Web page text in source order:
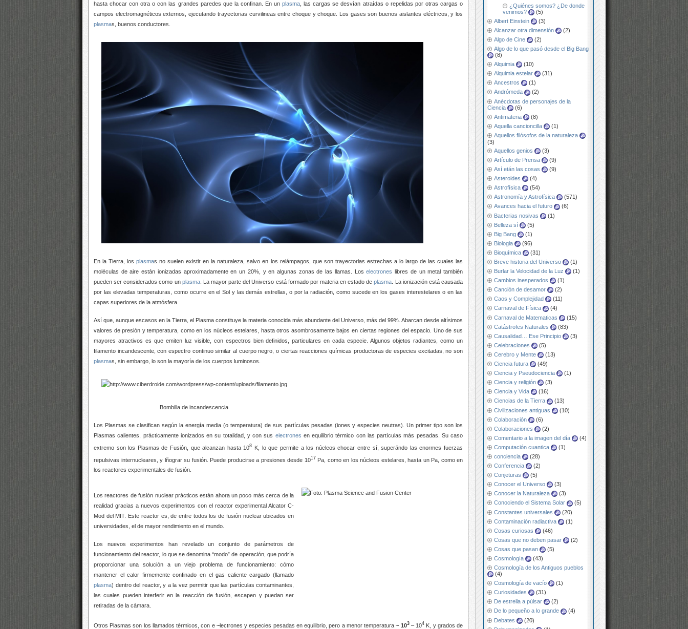
¿Quiénes somos? ¿De donde
venimos?
(5)
Albert Einstein
(3)
Alcanzar otra dimensión
(2)
Algo de Cine
(2)
Algo de lo que pasó desde el Big Bang
(8)
Alquimia
(10)
Alquimia estelar
(31)
Ancestros
(1)
Andrómeda
(2)
Anécdotas de personajes de la
Ciencia
(6)
Antimateria
(8)
Aquella cancioncilla
(1)
Aquellos filósofos de la naturaleza
(3)
Aquellos genios
(3)
Artículo de Prensa
(9)
Así etán las cosas
(9)
Asteroides
(4)
Astrofísica
(54)
Astronomía y Astrofísica
(571)
Avances hacia el futuro
(6)
Bacterias nosivas
(1)
Belleza sí
(5)
Big Bang
(1)
Biologia
(96)
Bioquímica
(31)
Breve historia del Universo
(1)
Burlar la Velocidad de la Luz
(1)
Cambios inesperados
(1)
Canción de desamor
(2)
Caos y Complejidad
(11)
Carnaval de Física
(4)
Carnaval de Matematicas
(15)
Catástrofes Naturales
(83)
Causalidad… Ese Principio
(3)
Celebraciones
(5)
Cerebro y Mente
(13)
Ciencia futura
(49)
Ciencia y Pseudociencia
(1)
Ciencia y religión
(3)
Ciencia y Vida
(16)
Ciencias de la Tierra
(13)
Civilizaciones antiguas
(10)
Colaboración
(6)
Colaboraciones
(2)
Comentario a la imagen del día
(4)
Computación cuantica
(1)
conciencia
(28)
Conferencia
(2)
Conjeturas
(5)
Conocer el Universo
(3)
Conocer la Naturaleza
(3)
Conociendo el Sistema Solar
(5)
Constantes universales
(20)
Contaminación radiactiva
(1)
Cosas curiosas
(46)
Cosas que no deben pasar
(2)
Cosas que pasan
(5)
Cosmología
(43)
Cosmología de los Antiguos pueblos
(4)
Cosmología de vacío
(1)
Curiosidades
(31)
De estrella a púlsar
(2)
De lo pequeño a lo grande
(4)
Debates
(20)
hasta chocar con otra o con las grandes paredes que la confinan. En unplasma , las cargas se desvían atraídas o repelidas por otras cargas o
campos electromagnéticos externos, ejecutando trayectorias curvilineas entre choque y choque. Los gases son buenos aislantes eléctricos, y los
plasmas, buenos conductores.
En la Tierra, losplasmas no suelen existir en la naturaleza, salvo en los relámpagos, que son trayectorias estrechas a lo largo de las cuales las
moléculas de aire están ionizadas aproximadamente en un 20%, y en algunas zonas de las llamas. Loselectrones libres de un metal también
pueden ser considerados como un plasma. La mayor parte del Universo está formado por materia en estado deplasma . La ionización está causada
por las elevadas temperaturas, como ocurre en el Sol y las demás estrellas, o por la radiación, como sucede en los gases interestelares o en las
capas superiores de la atmósfera.
Así que, aunque escasos en la Tierra, el Plasma constituye la materia conocida más abundante del Universo, más del 99%. Abarcan desde altísimos
valores de presión y temperatura, como en los núcleos estelares, hasta otros asombrosamente bajos en ciertas regiones del espacio. Uno de sus
mayores atractivos es que emiten luz visible, con espectros bien definidos, particulares en cada especie. Algunos objetos radiantes, como un
filamento incandescente, con espectro continuo similar al cuerpo negro, o ciertas reacciones químicas productoras de especies excitadas, no son
plasmas, sin embargo, lo son la mayoría de los cuerpos luminosos.
Bombilla de incandescencia
Los Plasmas se clasifican según la energía media (o temperatura) de sus partículas pesadas (iones y especies neutras). Un primer tipo son los
Plasmas calientes, prácticamente ionizados en su totalidad, y con sus electrones en equilibrio térmico con las partículas más pesadas. Su caso
extremo son los Plasmas de Fusión, que alcanzan hasta 108 K, lo que permite a los núcleos chocar entre sí, superándo las enormes fuerzas
repulsivas internucleares, y lñograr su fusión. Puede producirse a presiones desde 1017 Pa, como en los núcleos estelares, hasta un Pa, como en
los reactores experimentales de fusión.
Los reactores de fusión nuclear prácticos están ahora un poco más cerca de la
realidad gracias a nuevos experimentos con el reactor experimental Alcator C-
Mod del MIT. Este reactor es, de entre todos los de fusión nuclear ubicados en
universidades, el de mayor rendimiento en el mundo.
Los nuevos experimentos han revelado un conjunto de parámetros de
funcionamiento del reactor, lo que se denomina “modo” de operación, que podría
proporcionar una solución a un viejo problema de funcionamiento: cómo
mantener el calor firmemente confinado en el gas caliente cargado (llamado
plasma) dentro del reactor, y a la vez permitir que las partículas contaminantes,
las cuales pueden interferir en la reacción de fusión, escapen y puedan ser
retiradas de la cámara.
Otros Plasmas son los llamados térmicos, con e ~lectrones y especies pesadas en equilibrio, pero a menor temperatura~ 103– 104 K, y grados de